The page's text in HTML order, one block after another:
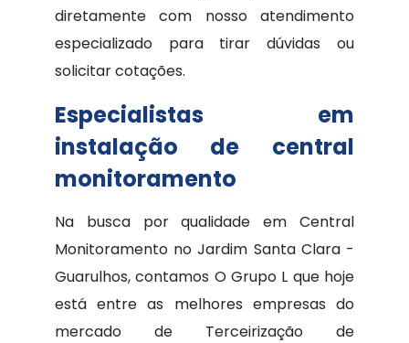
diretamente com nosso atendimento
especializado para tirar dúvidas ou
solicitar cotações.
Especialistas em
instalação de central
monitoramento
Na busca por qualidade em Central
Monitoramento no Jardim Santa Clara -
Guarulhos, contamos O Grupo L que hoje
está entre as melhores empresas do
mercado de Terceirização de